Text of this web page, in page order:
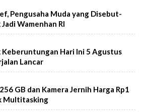
Pengusaha Muda yang Disebut-
Wamenhan RI
Keberuntungan Hari Ini 5 Agustus
Lancar
GB dan Kamera Jernih Harga Rp1
Multitasking